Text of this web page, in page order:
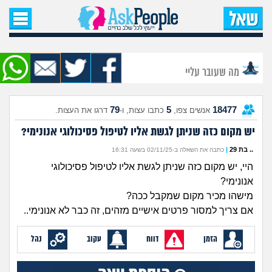
עמוד הבית
שאל שאלה
שאלות חדשות
שאלות שעוררו עניין
עצות חדשות
מתחם הטיפים
מדורים
מה שעובר עליי
18477 אנשים צפו, 5 כתבו עצות, ו-79 דרגו את העצות.
יש מקום כזה שניתן לגשת אליו לטיפול פסיכולוגי אנונימי?
.. בת 29 | כתבה את השאלה ב-02/11/25 בשעה 16:31
היי, יש מקום כזה שניתן לגשת אליו לטיפול פסיכולוגי
אנונימי?
מישהו מכיר מקום שמקבל ככה?
אם צריך למסור פרטים אישיים מזהים, זה כבר לא אנונימי..
הזמן דווח עקוב נהל